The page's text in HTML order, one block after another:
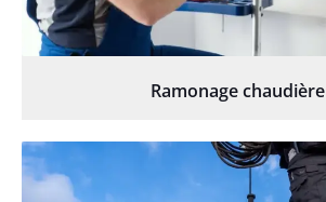
Ramonage chaudière